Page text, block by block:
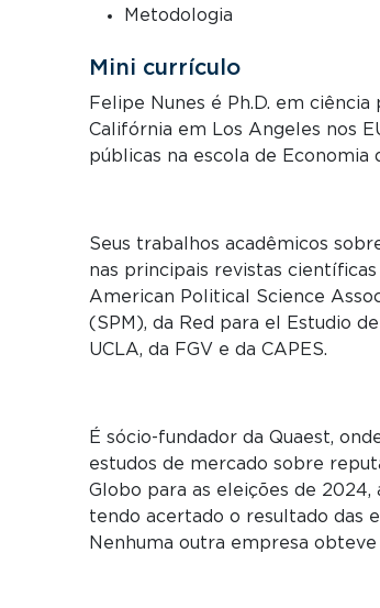
Metodologia
Mini currículo
Felipe Nunes é Ph.D. em
Califórnia em Los Angeles nos
públicas na escola de Economia
Seus trabalhos acadêmicos
nas principais revistas
American Political Science
(SPM), da Red para el Estudio
UCLA, da FGV e da CAPES.
É sócio-fundador da Quaest,
estudos de mercado sobre
Globo para as eleições de
tendo acertado o resultado das
Nenhuma outra empresa